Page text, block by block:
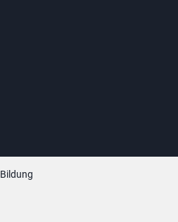
Bildung